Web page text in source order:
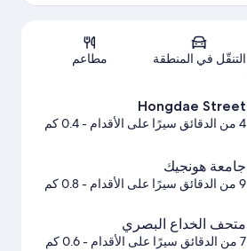
الخريطة
التنقّل في المنطقة مطاعم
Hongdae Street
4 من الدقائق سيرًا على الأقدام - 0.4 كم
جامعة هونجيك
9 من الدقائق سيرًا على الأقدام - 0.8 كم
متحف الخداع البصري
7 من الدقائق سيرًا على الأقدام - 0.6 كم